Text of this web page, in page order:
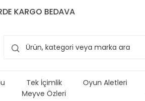
KARGO BEDAVA
Tek İçimlik
Meyve Özleri
Oyun Aletleri